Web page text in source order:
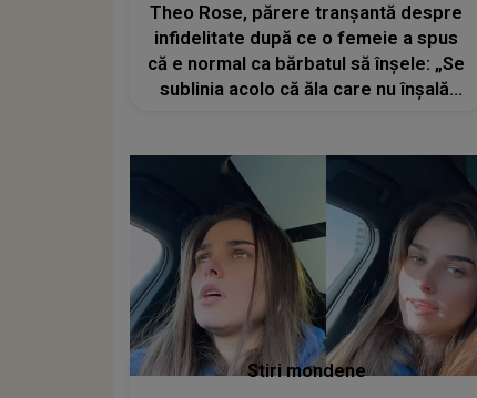
Theo Rose, părere tranșantă despre
infidelitate după ce o femeie a spus
că e normal ca bărbatul să înșele: „Se
sublinia acolo că ăla care nu înșală,
Stiri mondene